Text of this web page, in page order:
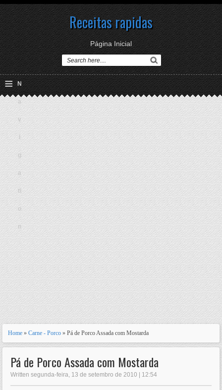
Receitas rapidas
Página Inicial
≡ N
a
v
i
g
a
ti
o
n
Home » Carne - Porco » Pá de Porco Assada com Mostarda
Pá de Porco Assada com Mostarda
Written segunda-feira, 13 de setembro de 2010 | 12:54